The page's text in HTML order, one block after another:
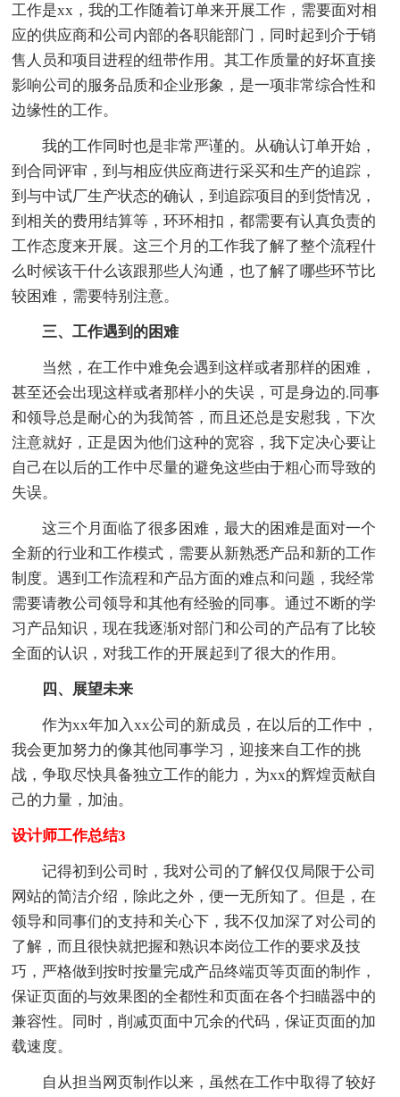
工作是xx，我的工作随着订单来开展工作，需要面对相
应的供应商和公司内部的各职能部门，同时起到介于销
售人员和项目进程的纽带作用。其工作质量的好坏直接
影响公司的服务品质和企业形象，是一项非常综合性和
边缘性的工作。
我的工作同时也是非常严谨的。从确认订单开始，
到合同评审，到与相应供应商进行采买和生产的追踪，
到与中试厂生产状态的确认，到追踪项目的到货情况，
到相关的费用结算等，环环相扣，都需要有认真负责的
工作态度来开展。这三个月的工作我了解了整个流程什
么时候该干什么该跟那些人沟通，也了解了哪些环节比
较困难，需要特别注意。
三、工作遇到的困难
当然，在工作中难免会遇到这样或者那样的困难，
甚至还会出现这样或者那样小的失误，可是身边的.同事
和领导总是耐心的为我简答，而且还总是安慰我，下次
注意就好，正是因为他们这种的宽容，我下定决心要让
自己在以后的工作中尽量的避免这些由于粗心而导致的
失误。
这三个月面临了很多困难，最大的困难是面对一个
全新的行业和工作模式，需要从新熟悉产品和新的工作
制度。遇到工作流程和产品方面的难点和问题，我经常
需要请教公司领导和其他有经验的同事。通过不断的学
习产品知识，现在我逐渐对部门和公司的产品有了比较
全面的认识，对我工作的开展起到了很大的作用。
四、展望未来
作为xx年加入xx公司的新成员，在以后的工作中，
我会更加努力的像其他同事学习，迎接来自工作的挑
战，争取尽快具备独立工作的能力，为xx的辉煌贡献自
己的力量，加油。
设计师工作总结3
记得初到公司时，我对公司的了解仅仅局限于公司
网站的简洁介绍，除此之外，便一无所知了。但是，在
领导和同事们的支持和关心下，我不仅加深了对公司的
了解，而且很快就把握和熟识本岗位工作的要求及技
巧，严格做到按时按量完成产品终端页等页面的制作，
保证页面的与效果图的全都性和页面在各个扫瞄器中的
兼容性。同时，削减页面中冗余的代码，保证页面的加
载速度。
自从担当网页制作以来，虽然在工作中取得了较好